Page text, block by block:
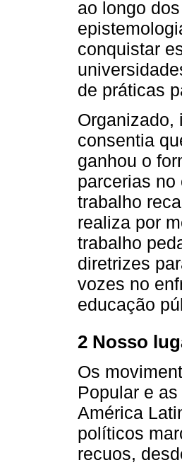
ao longo
conquistar
de práticas
Organizado,
consentia
ganhou o
parcerias
trabalho
realiza por
trabalho
diretrizes
vozes no
educação
2 Nosso
Os
Popular e
América
políticos
recuos,